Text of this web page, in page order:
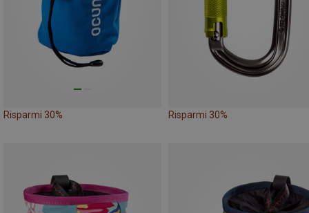
Risparmi 30% Risparmi 30%